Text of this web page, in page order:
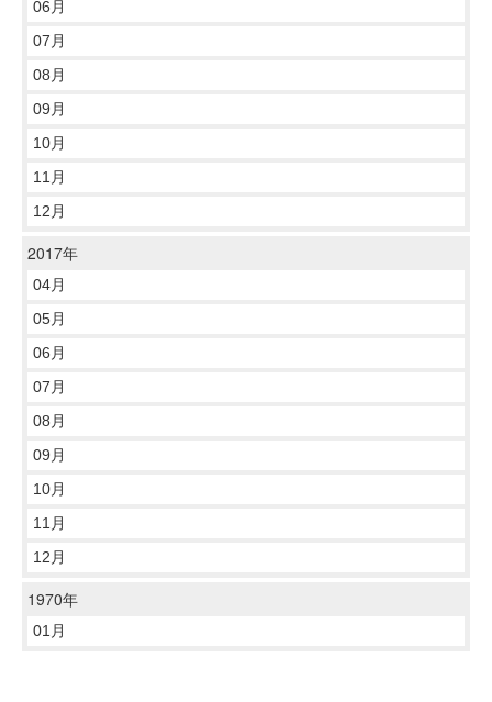
06月
07月
08月
09月
10月
11月
12月
2017年
04月
05月
06月
07月
08月
09月
10月
11月
12月
1970年
01月